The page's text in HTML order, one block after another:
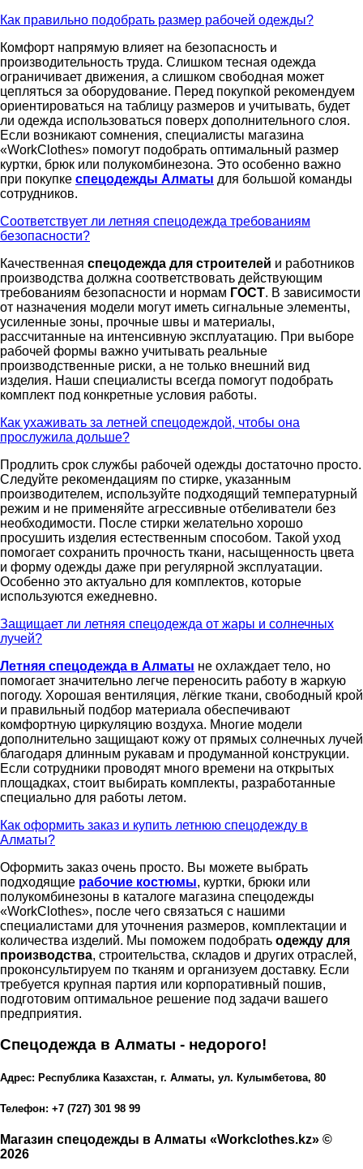
Как правильно подобрать размер рабочей одежды?
Комфорт напрямую влияет на безопасность и
производительность труда. Слишком тесная одежда
ограничивает движения, а слишком свободная может
цепляться за оборудование. Перед покупкой рекомендуем
ориентироваться на таблицу размеров и учитывать, будет
ли одежда использоваться поверх дополнительного слоя.
Если возникают сомнения, специалисты магазина
«WorkClothes» помогут подобрать оптимальный размер
куртки, брюк или полукомбинезона. Это особенно важно
при покупке спецодежды Алматы для большой команды
сотрудников.
Соответствует ли летняя спецодежда требованиям
безопасности?
Качественная спецодежда для строителей и работников
производства должна соответствовать действующим
требованиям безопасности и нормам ГОСТ. В зависимости
от назначения модели могут иметь сигнальные элементы,
усиленные зоны, прочные швы и материалы,
рассчитанные на интенсивную эксплуатацию. При выборе
рабочей формы важно учитывать реальные
производственные риски, а не только внешний вид
изделия. Наши специалисты всегда помогут подобрать
комплект под конкретные условия работы.
Как ухаживать за летней спецодеждой, чтобы она
прослужила дольше?
Продлить срок службы рабочей одежды достаточно просто.
Следуйте рекомендациям по стирке, указанным
производителем, используйте подходящий температурный
режим и не применяйте агрессивные отбеливатели без
необходимости. После стирки желательно хорошо
просушить изделия естественным способом. Такой уход
помогает сохранить прочность ткани, насыщенность цвета
и форму одежды даже при регулярной эксплуатации.
Особенно это актуально для комплектов, которые
используются ежедневно.
Защищает ли летняя спецодежда от жары и солнечных
лучей?
Летняя спецодежда в Алматы не охлаждает тело, но
помогает значительно легче переносить работу в жаркую
погоду. Хорошая вентиляция, лёгкие ткани, свободный крой
и правильный подбор материала обеспечивают
комфортную циркуляцию воздуха. Многие модели
дополнительно защищают кожу от прямых солнечных лучей
благодаря длинным рукавам и продуманной конструкции.
Если сотрудники проводят много времени на открытых
площадках, стоит выбирать комплекты, разработанные
специально для работы летом.
Как оформить заказ и купить летнюю спецодежду в
Алматы?
Оформить заказ очень просто. Вы можете выбрать
подходящие рабочие костюмы, куртки, брюки или
полукомбинезоны в каталоге магазина спецодежды
«WorkClothes», после чего связаться с нашими
специалистами для уточнения размеров, комплектации и
количества изделий. Мы поможем подобрать одежду для
производства, строительства, складов и других отраслей,
проконсультируем по тканям и организуем доставку. Если
требуется крупная партия или корпоративный пошив,
подготовим оптимальное решение под задачи вашего
предприятия.
Спецодежда в Алматы - недорого!
Адрес: Республика Казахстан, г. Алматы, ул. Кулымбетова, 80
Телефон: +7 (727) 301 98 99
Магазин спецодежды в Алматы «Workclothes.kz» ©
2026